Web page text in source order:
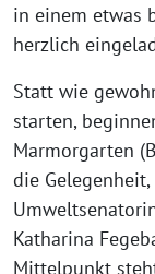
in einem etwas
herzlich
Statt wie
starten,
Marmorgarten
die
Katharina
Mittelpunkt